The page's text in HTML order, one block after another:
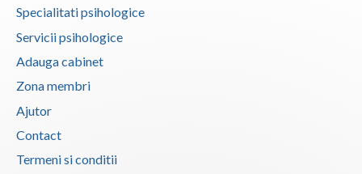
Specialitati psihologice
Servicii psihologice
Adauga cabinet
Zona membri
Ajutor
Contact
Termeni si conditii